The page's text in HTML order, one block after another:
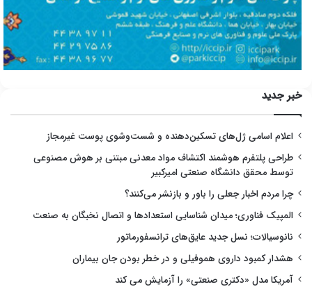
خبر جدید
اعلام اسامی ژل‌های تسکین‌دهنده و شست‌وشوی پوست غیرمجاز
طراحی پلتفرم هوشمند اکتشاف مواد معدنی مبتنی بر هوش مصنوعی
توسط محقق دانشگاه صنعتی امیرکبیر
چرا مردم اخبار جعلی را باور و بازنشر می‌کنند؟
المپیک فناوری؛ میدان شناسایی استعدادها و اتصال نخبگان به صنعت
نانوسیالات؛ نسل جدید عایق‌های ترانسفورماتور
هشدار کمبود داروی هموفیلی و در خطر بودن جان بیماران
آمریکا مدل «دکتری صنعتی» را آزمایش می کند